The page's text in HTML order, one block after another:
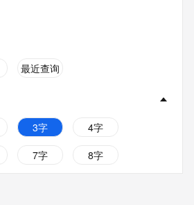
最近查询
3字
4字
7字
8字